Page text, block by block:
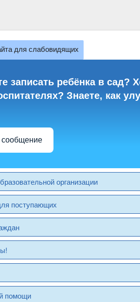
для слабовидящих
записать ребёнка в сад?
Знаете, как
сообщение
организации
поступающих
помощи